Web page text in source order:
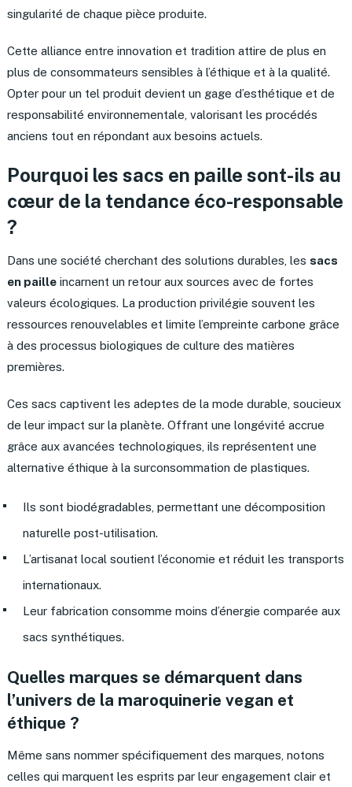
singularité de chaque pièce produite.
Cette alliance entre innovation et tradition attire de plus en
plus de consommateurs sensibles à l’éthique et à la qualité.
Opter pour un tel produit devient un gage d’esthétique et de
responsabilité environnementale, valorisant les procédés
anciens tout en répondant aux besoins actuels.
Pourquoi les sacs en paille sont-ils au
cœur de la tendance éco-responsable
?
Dans une société cherchant des solutions durables, les sacs
en pailleincarnent un retour aux sources avec de fortes
valeurs écologiques. La production privilégie souvent les
ressources renouvelables et limite l’empreinte carbone grâce
à des processus biologiques de culture des matières
premières.
Ces sacs captivent les adeptes de la mode durable, soucieux
de leur impact sur la planète. Offrant une longévité accrue
grâce aux avancées technologiques, ils représentent une
alternative éthique à la surconsommation de plastiques.
Ils sont biodégradables, permettant une décomposition
naturelle post-utilisation.
L’artisanat local soutient l’économie et réduit les transports
internationaux.
Leur fabrication consomme moins d’énergie comparée aux
sacs synthétiques.
Quelles marques se démarquent dans
l’univers de la maroquinerie vegan et
éthique ?
Même sans nommer spécifiquement des marques, notons
celles qui marquent les esprits par leur engagement clair et